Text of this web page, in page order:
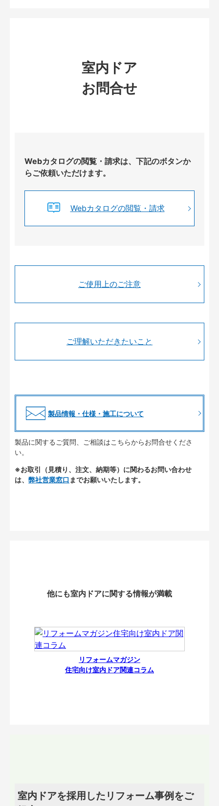
室内ドア
お問合せ
Webカタログの閲覧・請求は、下記のボタンか
らご依頼いただけます。
Webカタログの閲覧・請求
ご使用上のご注意
ご理解いただきたいこと
製品情報・仕様・施工について
製品に関するご質問、ご相談はこちらからお問合せくださ
い。
※お取引（見積り、注文、納期等）に関わるお問い合わせ
は、 弊社営業窓口 までお願いいたします。
他にも室内ドアに関する情報が満載
リフォームマガジン
住宅向け室内ドア関連コラム
室内ドアを採用したリフォーム事例をご